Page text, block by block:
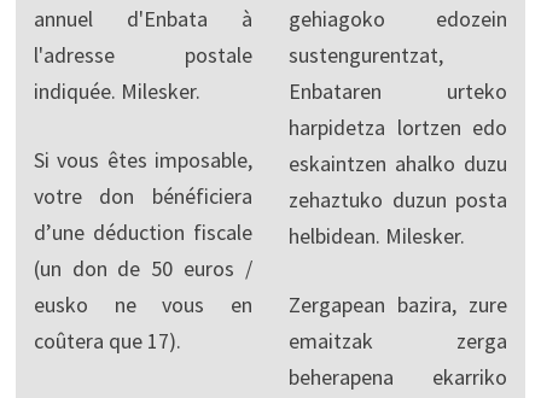
annuel d'Enbata à
l'adresse postale
indiquée. Milesker.
Si vous êtes imposable,
votre don bénéficiera
d’une déduction fiscale
(un don de 50 euros /
eusko ne vous en
coûtera que 17).
gehiagoko edozein
sustengurentzat,
Enbataren urteko
harpidetza lortzen edo
eskaintzen ahalko duzu
zehaztuko duzun posta
helbidean. Milesker.
Zergapean bazira, zure
emaitzak zerga
beherapena ekarriko